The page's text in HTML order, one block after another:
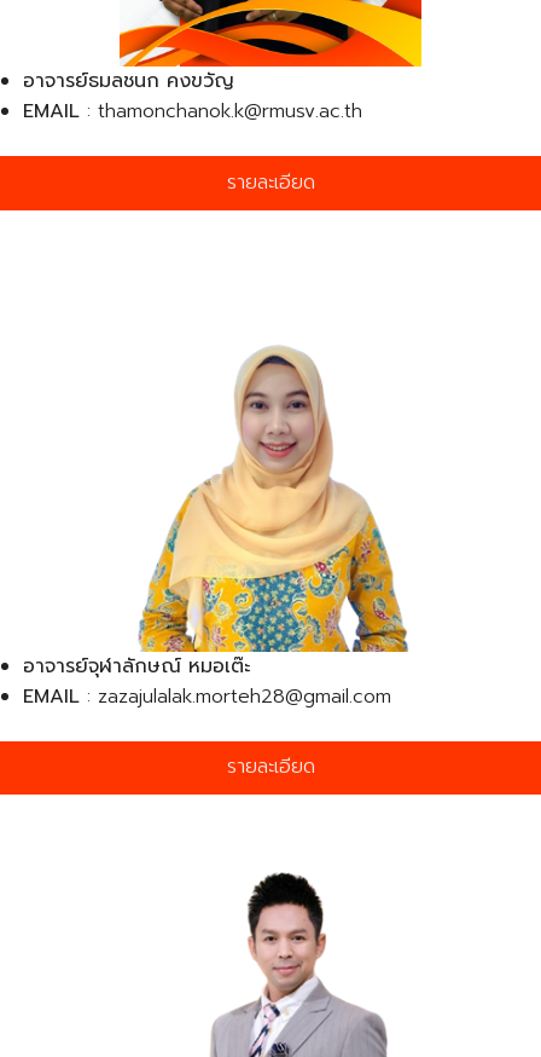
อาจารย์ธมลชนก คงขวัญ
EMAIL : thamonchanok.k@rmusv.ac.th
รายละเอียด
อาจารย์จุฬาลักษณ์ หมอเต๊ะ
EMAIL : zazajulalak.morteh28@gmail.com
รายละเอียด